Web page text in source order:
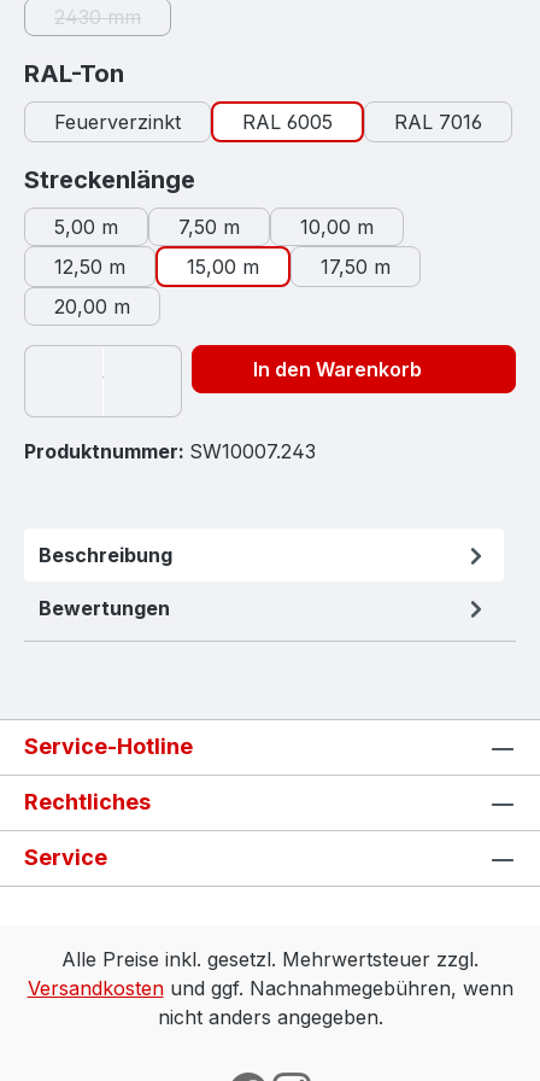
2430 mm
(Diese Option ist zurzeit nicht verfügbar.)
RAL-Ton
Feuerverzinkt RAL 6005 RAL 7016
Streckenlänge
5,00 m 7,50 m
10,00 m
12,50 m
15,00 m
17,50 m
20,00 m
In den Warenkorb
Produktnummer: SW10007.243
Beschreibung
Bewertungen
Service-Hotline
Rechtliches
Service
Alle Preise inkl. gesetzl. Mehrwertsteuer zzgl.
Versandkostenund ggf. Nachnahmegebühren, wenn
nicht anders angegeben.